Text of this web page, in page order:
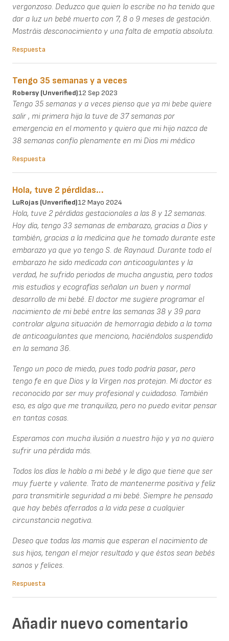
vergonzoso. Deduzco que quien lo escribe no ha tenido que
dar a luz un bebé muerto con 7, 8 o 9 meses de gestación.
Mostráis desconocimiento y una falta de empatía absoluta.
Respuesta
Tengo 35 semanas y a veces
Robersy (unverified)12 Sep 2023
Tengo 35 semanas y a veces pienso que ya mi bebe quiere
salir , mi primera hija la tuve de 37 semanas por
emergencia en el momento y quiero que mi hijo nazca de
38 semanas confío plenamente en mi Dios mi médico
Respuesta
Hola, tuve 2 pérdidas…
LuRojas (unverified)12 Mayo 2024
Hola, tuve 2 pérdidas gestacionales a las 8 y 12 semanas.
Hoy día, tengo 33 semanas de embarazo, gracias a Dios y
también, gracias a la medicina que he tomado durante este
embarazo ya que yo tengo S. de Raynaud. Durante todo el
embarazo he sido medicada con anticoagulantes y la
verdad, he sufrido periodos de mucha angustia, pero todos
mis estudios y ecografías señalan un buen y normal
desarrollo de mi bebé. El doctor me sugiere programar el
nacimiento de mi bebé entre las semanas 38 y 39 para
controlar alguna situación de hemorragia debido a la toma
de anticoagulantes que menciono, haciéndolos suspendido
en la semana 36.
Tengo un poco de miedo, pues todo podría pasar, pero
tengo fe en que Dios y la Virgen nos protejan. Mi doctor es
reconocido por ser muy profesional y cuidadoso. También
eso, es algo que me tranquiliza, pero no puedo evitar pensar
en tantas cosas.
Esperamos con mucha ilusión a nuestro hijo y ya no quiero
sufrir una pérdida más.
Todos los días le hablo a mi bebé y le digo que tiene que ser
muy fuerte y valiente. Trato de mantenerme positiva y feliz
para transmitirle seguridad a mi bebé. Siempre he pensado
que hay bebés aferrados a la vida pese a cualquier
circunstancia negativa.
Deseo que todas las mamis que esperan el nacimiento de
sus hijos, tengan el mejor resultado y que éstos sean bebés
sanos y felices.
Respuesta
Añadir nuevo comentario